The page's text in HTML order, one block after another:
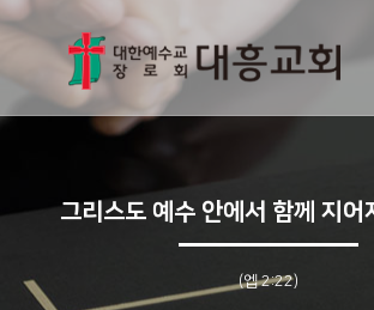
그리스도 예수 안에서 함께 지어
(엡 2:22)